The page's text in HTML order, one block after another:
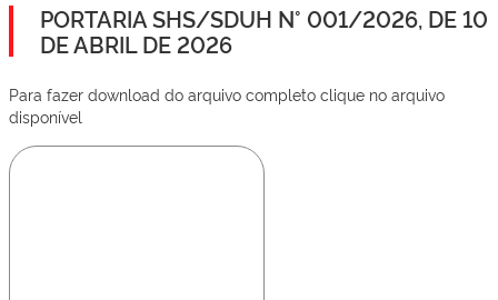
PORTARIA SHS/SDUH N° 001/2026, DE 10
DE ABRIL DE 2026
Para fazer download do arquivo completo clique no arquivo
disponível